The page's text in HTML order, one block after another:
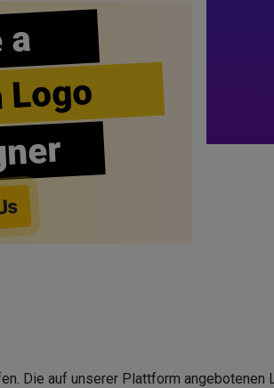
a
Logo
Die auf unserer Plattform angebotenen